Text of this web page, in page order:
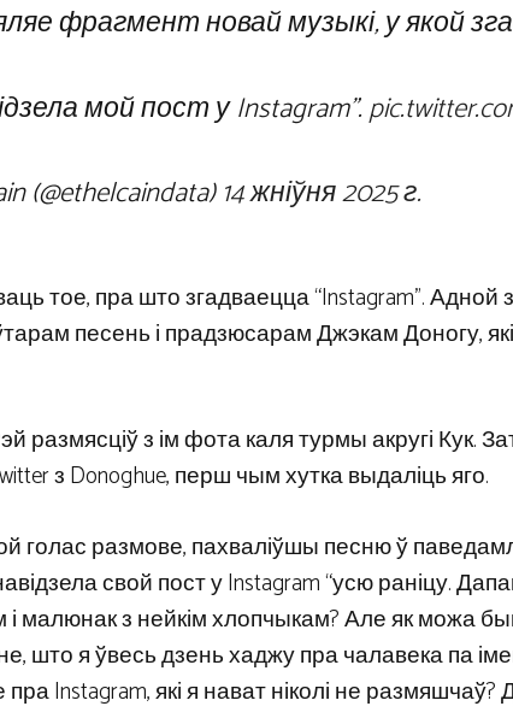
фрагмент новай музыкі, у якой
мой пост у Instagram”.
(@ethelcaindata)14 жніўня 2025 г.
тое, пра што згадваецца “Instagram”. Адной
песень і прадзюсарам Джэкам Доногу,
размясціў з ім фота каля турмы акругі Кук.
з Donoghue, перш чым хутка выдаліць яго.
голас размове, пахваліўшы песню ў
свой пост у Instagram “усю раніцу.
малюнак з нейкім хлопчыкам? Але як можа
што я ўвесь дзень хаджу пра чалавека па
Instagram, які я нават ніколі не размяшчаў?